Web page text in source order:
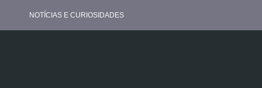
NOTÍCIAS E CURIOSIDADES